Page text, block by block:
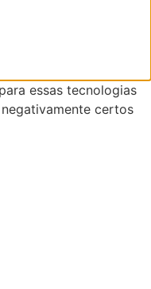
essas tecnologias
certos